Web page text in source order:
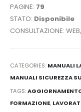
PAGINE: 79
STATO: Disponibile
CONSULTAZIONE:
CATEGORIES: MANUALI
MANUALI SICUREZZA
TAGS:
FORMAZIONE,